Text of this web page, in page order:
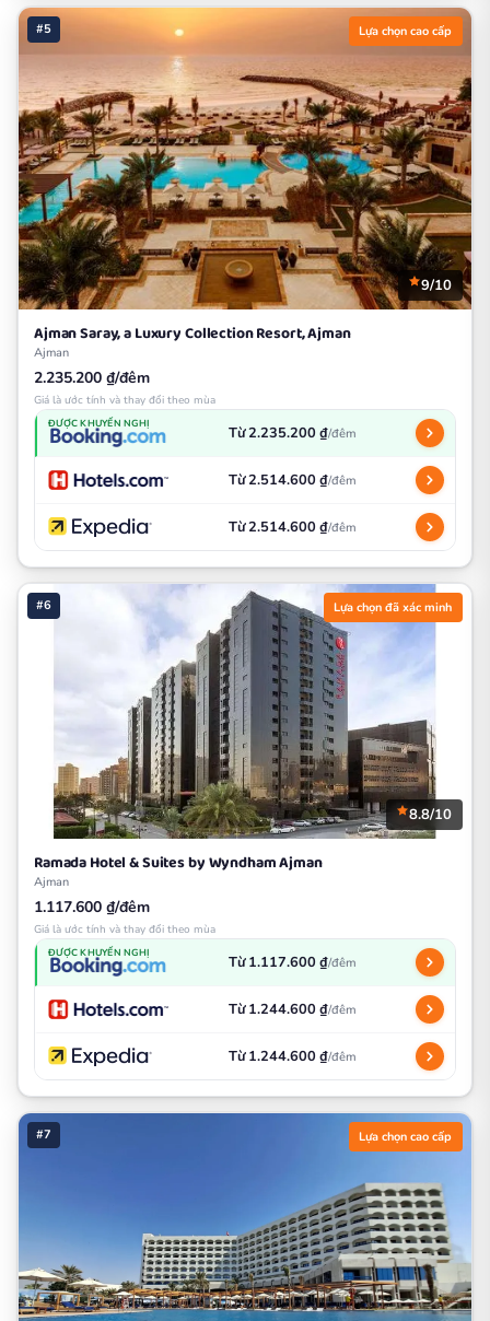
#5 Lựa chọn cao cấp
9/10
Ajman Saray, a Luxury Collection Resort, Ajman
Ajman
2.235.200 ₫/đêm
Giá là ước tính và thay đổi theo mùa
ĐƯỢC KHUYẾN NGHỊ Từ 2.235.200 ₫/đêm
Từ 2.514.600 ₫/đêm
Từ 2.514.600 ₫/đêm
#6 Lựa chọn đã xác minh
8.8/10
Ramada Hotel & Suites by Wyndham Ajman
Ajman
1.117.600 ₫/đêm
Giá là ước tính và thay đổi theo mùa
ĐƯỢC KHUYẾN NGHỊ Từ 1.117.600 ₫/đêm
Từ 1.244.600 ₫/đêm
Từ 1.244.600 ₫/đêm
#7 Lựa chọn cao cấp